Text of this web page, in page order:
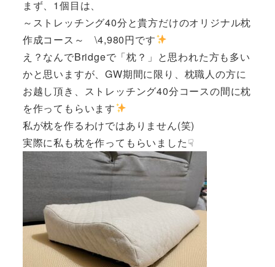
まず、1個目は、
～ストレッチング40分と貴方だけのオリジナル枕
作成コース～ \4,980円です
え？なんでBridgeで「枕？」と思われた方も多い
かと思いますが、GW期間に限り、枕職人の方に
お越し頂き、ストレッチング40分コースの間に枕
を作ってもらいます
私が枕を作るわけではありません(笑)
実際に私も枕を作ってもらいました☟